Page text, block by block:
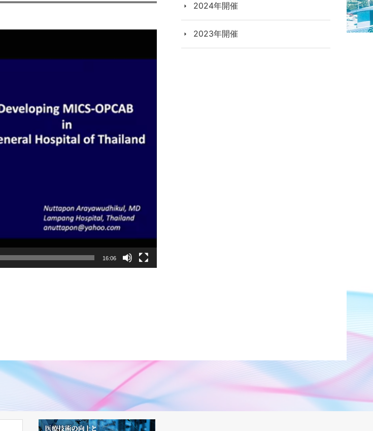
16:06
2024年開催
2023年開催